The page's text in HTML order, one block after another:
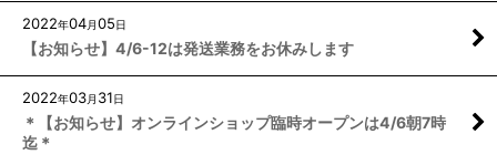
2022年04月05日
【お知らせ】4/6-12は発送業務をお休みします
2022年03月 31日
＊【お知らせ】オンラインショップ臨時オープンは4/6朝7時
迄＊